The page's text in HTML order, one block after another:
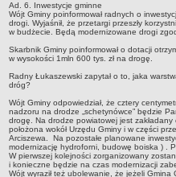
2008
2010
2009
POMOC PUBLICZNA
PUBLICZNIE DOSTĘPNY WYKAZ
Pliki do pobrania
Udostepnianie informacji o
Informacja o wykazie
Ad. 6. Inwestycje gminne
Wójt Gminy poinformował radnych o
drogi. Wyjaśnił, że przetargi przeszły
w budżecie. Będą modernizowane drogi
Skarbnik Gminy poinformował o dotacji
w wysokości 1mln 600 tys. zł na drogę.
Radny Łukaszewski zapytał o to, jaka
dróg?
Wójt Gminy odpowiedział, że cztery
nadzoru na drodze „schetynówce” będzie
drogę. Na drodze powiatowej jest
położona wokół Urzędu Gminy i w części
Arciszewa. Na pozostałe planowane
modernizację hydroforni, budowę boiska ) .
W pierwszej kolejności zorganizowany
i konieczne będzie na czas modernizacji
Wójt wyraził też ubolewanie, że jeżeli